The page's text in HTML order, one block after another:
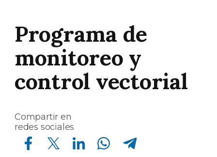
Programa de
monitoreo y
control vectorial
Compartir en
redes sociales
Compartir en Facebook Compartir en Twitter Compartir en Linkedin Compartir en Whatsapp Compartir en Telegram